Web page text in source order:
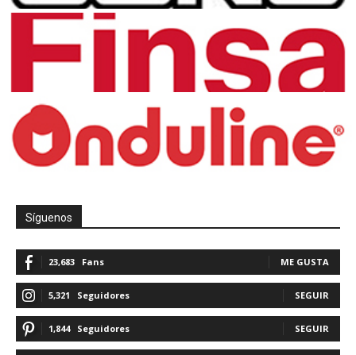
Síguenos
23,683 Fans ME GUSTA
5,321 Seguidores SEGUIR
1,844 Seguidores SEGUIR